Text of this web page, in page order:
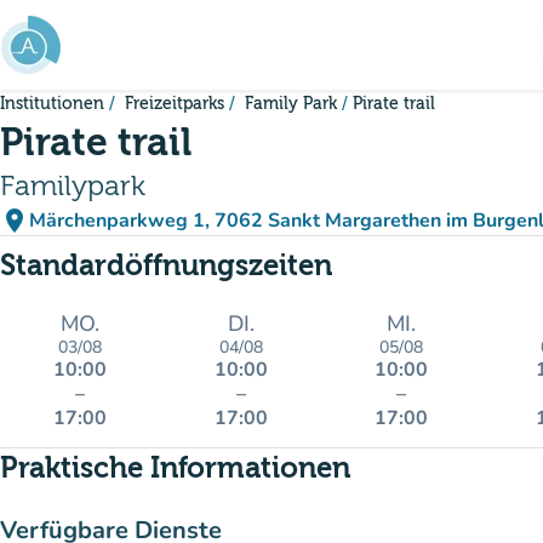
Gehe zum Hauptinhalt
Institutionen Freizeitparks Family Park Pirate trail
Pirate trail
Familypark
place Märchenparkweg 1, 7062 Sankt Margarethen im
(in Google Maps
(new tab)
Standardöffnungszeiten
MO.
03/08
10:00
–
17:00
DI.
04/08
10:00
–
17:00
MI.
05/08
10:00
–
17:00
Praktische Informationen
Verfügbare Dienste